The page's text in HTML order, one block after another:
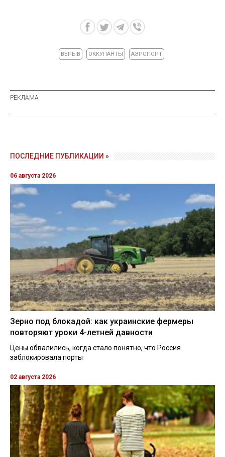
ВЗРЫВ ОККУПАНТЫ АЭРОПОРТ
ПОСЛЕДНИЕ ПУБЛИКАЦИИ »
06 августа 2026
Зерно под блокадой: как украинские фермеры
повторяют уроки 4-летней давности
Цены обвалились, когда стало понятно, что Россия
заблокировала порты
02 августа 2026